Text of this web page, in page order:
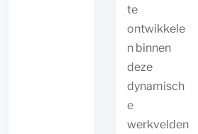
te
ontwikkele
n binnen
deze
dynamisch
e
werkvelden